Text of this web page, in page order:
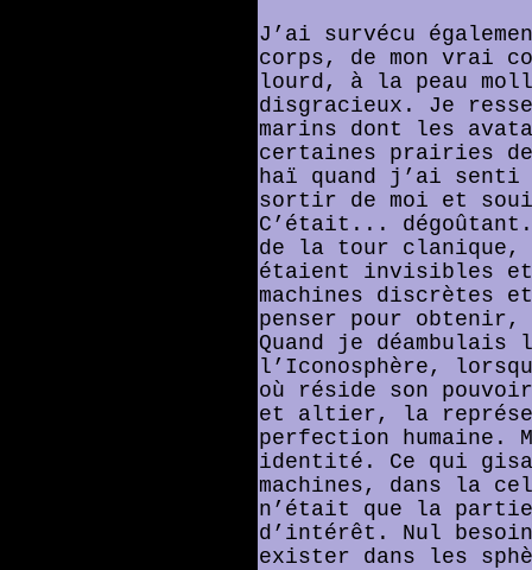
J’ai survécu
corps, de mon vrai
lourd, à la peau
disgracieux. Je
marins dont les
certaines prairies
haï quand j’ai senti
sortir de moi et
C’était... dégoûtant.
de la tour clanique,
étaient invisibles
machines discrètes
penser pour obtenir,
Quand je déambulais
l’Iconosphère,
où réside son
et altier, la
perfection humaine.
identité. Ce qui
machines, dans la
n’était que la
d’intérêt. Nul
exister dans les